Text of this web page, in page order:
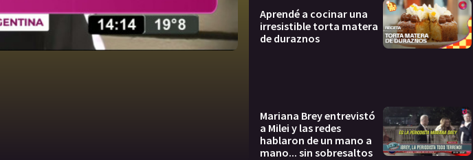
Aprendé a cocinar una
irresistible torta matera
de duraznos
Mariana Brey entrevistó
a Milei y las redes
hablaron de un mano a
mano... sin sobresaltos